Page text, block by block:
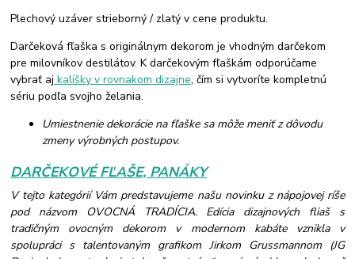
Plechový uzáver strieborný / zlatý v cene produktu.
Darčeková fľaška s originálnym dekorom je vhodným darčekom
pre milovníkov destilátov. K darčekovým fľaškám odporúčame
vybrať aj kalíšky v rovnakom dizajne, čím si vytvoríte kompletnú
sériu podľa svojho želania.
Umiestnenie dekorácie na fľaške sa môže meniť z dôvodu
zmeny výrobných postupov.
DARČEKOVÉ FĽAŠE, PANÁKY
V tejto kategórií Vám predstavujeme našu novinku z nápojovej ríše
pod názvom OVOCNÁ TRADÍCIA. Edícia dizajnových fliaš s
tradičným ovocným dekorom v modernom kabáte vznikla v
spolupráci s talentovaným grafikom Jirkom Grussmannom (JG